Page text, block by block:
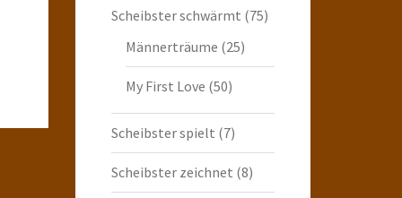
Scheibster schwärmt (75)
Männerträume (25)
My First Love (50)
Scheibster spielt (7)
Scheibster zeichnet (8)